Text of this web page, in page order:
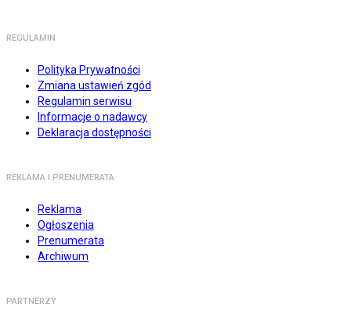
REGULAMIN
Polityka Prywatności
Zmiana ustawień zgód
Regulamin serwisu
Informacje o nadawcy
Deklaracja dostępności
REKLAMA I PRENUMERATA
Reklama
Ogłoszenia
Prenumerata
Archiwum
PARTNERZY